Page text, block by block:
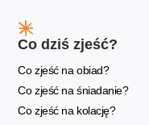
Co dziś zjeść?
Co zjeść na obiad?
Co zjeść na śniadanie?
Co zjeść na kolację?